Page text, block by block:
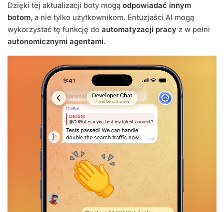
Dzięki tej aktualizacji boty mogą odpowiadać innym
botom, a nie tylko użytkownikom. Entuzjaści AI mogą
wykorzystać tę funkcję do automatyzacji pracy z w pełni
autonomicznymi agentami.